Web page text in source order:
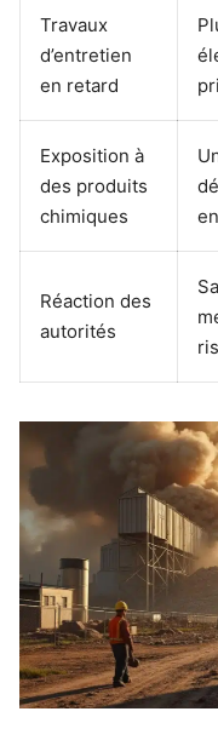
Travaux
d’entretien
en retard
Exposition à
des produits
chimiques
Réaction des
autorités